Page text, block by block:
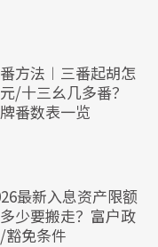
方法︱三番起胡怎
/十三幺几多番？
番数表一览
最新入息资产限额
少要搬走？富户政
豁免条件